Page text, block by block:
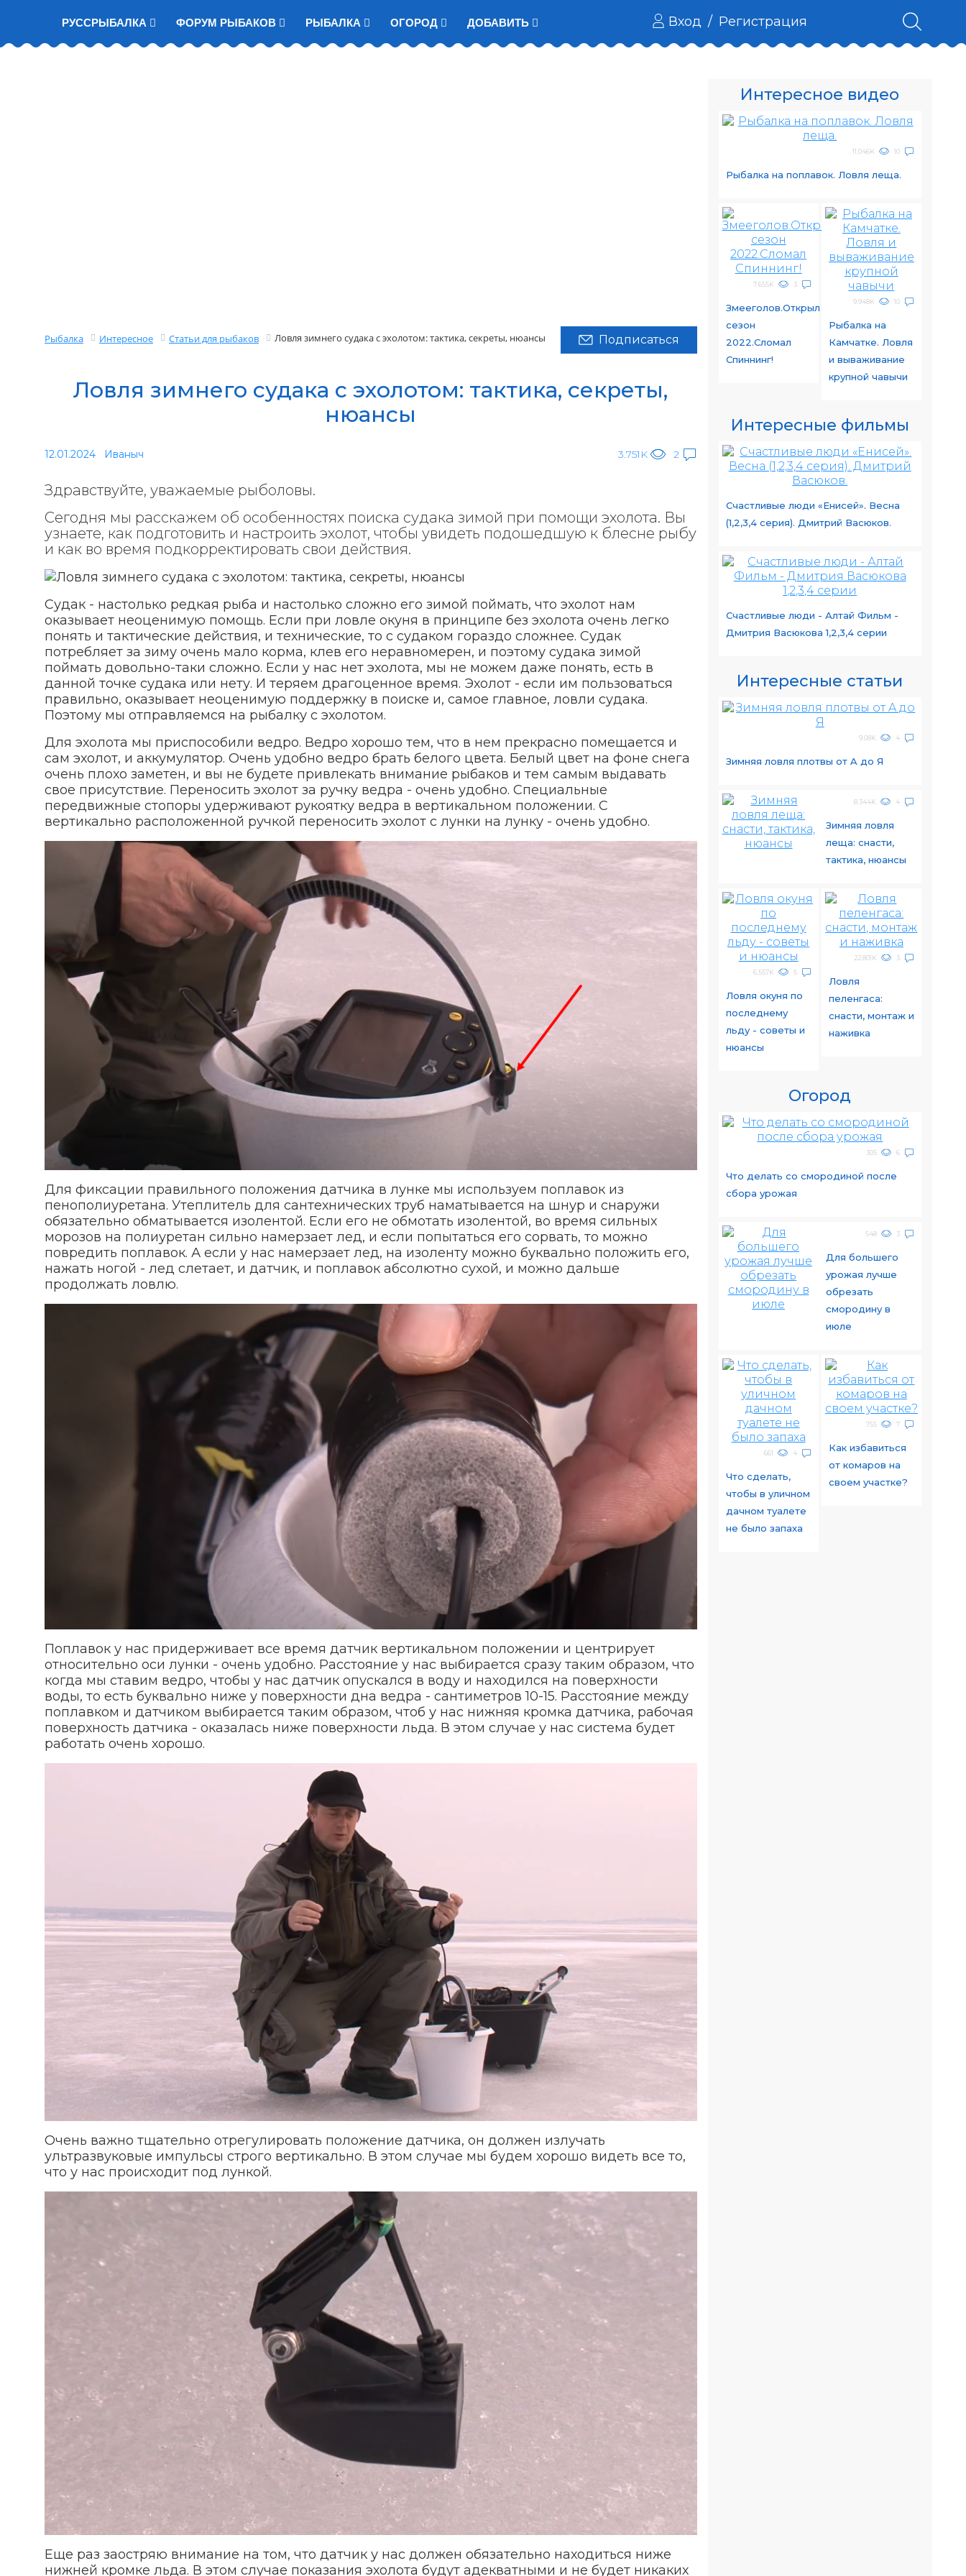
РУССРЫБАЛКА ФОРУМ РЫБАКОВ РЫБАЛКА ОГОРОД ДОБАВИТЬ Вход / Регистрация
Рыбалка Интересное Статьи для рыбаков Ловля зимнего судака с эхолотом: тактика, секреты, нюансы Подписаться
Ловля зимнего судака с эхолотом: тактика, секреты,
нюансы
12.01.2024 Иваныч 3.751K 2
Здравствуйте, уважаемые рыболовы.
Сегодня мы расскажем об особенностях поиска судака зимой при помощи эхолота. Вы
узнаете, как подготовить и настроить эхолот, чтобы увидеть подошедшую к блесне рыбу
и как во время подкорректировать свои действия.
Судак - настолько редкая рыба и настолько сложно его зимой поймать, что эхолот нам
оказывает неоценимую помощь. Если при ловле окуня в принципе без эхолота очень легко
понять и тактические действия, и технические, то с судаком гораздо сложнее. Судак
потребляет за зиму очень мало корма, клев его неравномерен, и поэтому судака зимой
поймать довольно-таки сложно. Если у нас нет эхолота, мы не можем даже понять, есть в
данной точке судака или нету. И теряем драгоценное время. Эхолот - если им пользоваться
правильно, оказывает неоценимую поддержку в поиске и, самое главное, ловли судака.
Поэтому мы отправляемся на рыбалку с эхолотом.
Для эхолота мы приспособили ведро. Ведро хорошо тем, что в нем прекрасно помещается и
сам эхолот, и аккумулятор. Очень удобно ведро брать белого цвета. Белый цвет на фоне снега
очень плохо заметен, и вы не будете привлекать внимание рыбаков и тем самым выдавать
свое присутствие. Переносить эхолот за ручку ведра - очень удобно. Специальные
передвижные стопоры удерживают рукоятку ведра в вертикальном положении. С
вертикально расположенной ручкой переносить эхолот с лунки на лунку - очень удобно.
Для фиксации правильного положения датчика в лунке мы используем поплавок из
пенополиуретана. Утеплитель для сантехнических труб наматывается на шнур и снаружи
обязательно обматывается изолентой. Если его не обмотать изолентой, во время сильных
морозов на полиуретан сильно намерзает лед, и если попытаться его сорвать, то можно
повредить поплавок. А если у нас намерзает лед, на изоленту можно буквально положить его,
нажать ногой - лед слетает, и датчик, и поплавок абсолютно сухой, и можно дальше
продолжать ловлю.
Поплавок у нас придерживает все время датчик вертикальном положении и центрирует
относительно оси лунки - очень удобно. Расстояние у нас выбирается сразу таким образом, что
когда мы ставим ведро, чтобы у нас датчик опускался в воду и находился на поверхности
воды, то есть буквально ниже у поверхности дна ведра - сантиметров 10-15. Расстояние между
поплавком и датчиком выбирается таким образом, чтоб у нас нижняя кромка датчика, рабочая
поверхность датчика - оказалась ниже поверхности льда. В этом случае у нас система будет
работать очень хорошо.
Очень важно тщательно отрегулировать положение датчика, он должен излучать
ультразвуковые импульсы строго вертикально. В этом случае мы будем хорошо видеть все то,
что у нас происходит под лункой.
Еще раз заостряю внимание на том, что датчик у нас должен обязательно находиться ниже
нижней кромке льда. В этом случае показания эхолота будут адекватными и не будет никаких
Интересное видео
11.046K 10
Рыбалка на поплавок. Ловля леща.
7.655K 3
Змееголов.Открыл
сезон
2022.Сломал
Спиннинг!
9.948K 10
Рыбалка на
Камчатке. Ловля
и вываживание
крупной чавычи
Интересные фильмы
Счастливые люди «Енисей». Весна
(1,2,3,4 серия). Дмитрий Васюков.
Счастливые люди - Алтай Фильм -
Дмитрия Васюкова 1,2,3,4 серии
Интересные статьи
9.08K 4
Зимняя ловля плотвы от A до Я
8.344K 4
Зимняя ловля
леща: снасти,
тактика, нюансы
6.557K 5
Ловля окуня по
последнему
льду - советы и
нюансы
22.801K 3
Ловля
пеленгаса:
снасти, монтаж и
наживка
Огород
305 6
Что делать со смородиной после
сбора урожая
548 3
Для большего
урожая лучше
обрезать
смородину в
июле
661 4
Что сделать,
чтобы в уличном
дачном туалете
не было запаха
755 7
Как избавиться
от комаров на
своем участке?